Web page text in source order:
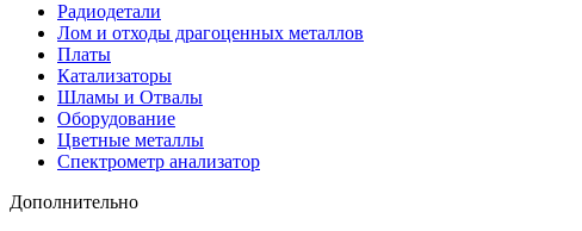
Радиодетали
Лом и отходы драгоценных металлов
Платы
Катализаторы
Шламы и Отвалы
Оборудование
Цветные металлы
Спектрометр анализатор
Дополнительно